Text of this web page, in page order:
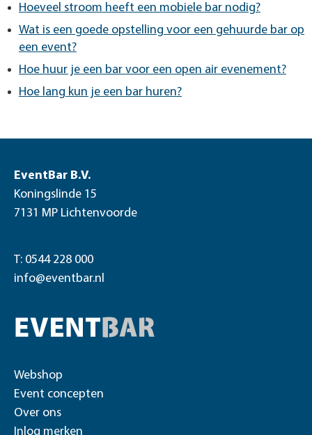
Hoeveel stroom heeft een mobiele bar nodig?
Wat is een goede opstelling voor een gehuurde bar op
een event?
Hoe huur je een bar voor een open air evenement?
Hoe lang kun je een bar huren?
EventBar B.V.
Koningslinde 15
7131 MP Lichtenvoorde
T: 0544 228 000
info@eventbar.nl
Webshop
Event concepten
Over ons
Inlog merken